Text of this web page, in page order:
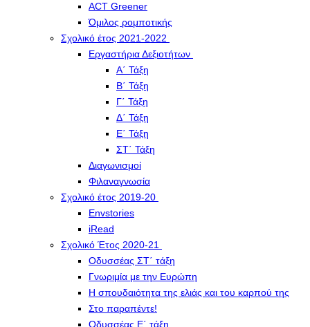
ACT Greener
Όμιλος ρομποτικής
Σχολικό έτος 2021-2022
Εργαστήρια Δεξιοτήτων
Α΄ Τάξη
Β΄ Τάξη
Γ΄ Τάξη
Δ΄ Τάξη
Ε΄ Τάξη
ΣΤ΄ Τάξη
Διαγωνισμοί
Φιλαναγνωσία
Σχολικό έτος 2019-20
Envstories
iRead
Σχολικό Έτος 2020-21
Οδυσσέας ΣΤ΄ τάξη
Γνωριμία με την Ευρώπη
Η σπουδαιότητα της ελιάς και του καρπού της
Στο παραπέντε!
Οδυσσέας Ε΄ τάξη